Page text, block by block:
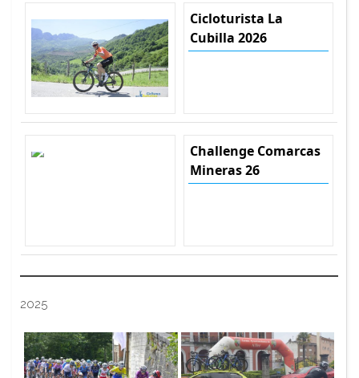
Cicloturista La
Cubilla 2026
Challenge Comarcas
Mineras 26
2025